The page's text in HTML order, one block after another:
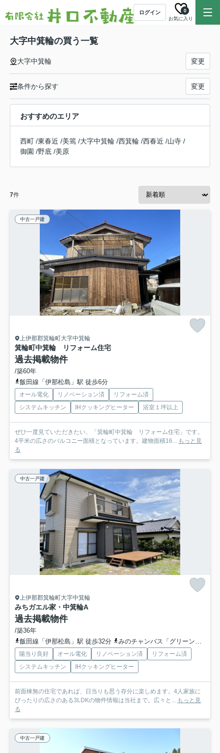
ログイン
お気に入り
0
大字中箕輪の買う一覧
大字中箕輪 変更
条件から探す 変更
おすすめのエリア
西町 /東春近 /美篶 /大字中箕輪 /西箕輪 /西春近 /山寺 /
御園 /野底 /美原
7件
中古一戸建
上伊那郡箕輪町大字中箕輪
箕輪町中箕輪 リフォーム住宅
過去掲載物件
/築60年
飯田線「伊那松島」駅 徒歩6分
オール電化 リノベーション済
リフォーム済
システムキッチン
IHクッキングヒーター 浴室１坪以上
ぜひ一度見ていただきたい、「箕輪町中箕輪 リフォーム住宅」です。
4平米の広さのバルコニー面積となっています。建物面積16... もっと見
る
中古一戸建
上伊那郡箕輪町大字中箕輪
みちガエル家・中箕輪A
過去掲載物件
/築36年
飯田線「伊那松島」駅 徒歩32分
みのチャンバス「グリーンポート前」バス停下車 徒歩1分
陽当り良好 オール電化 リノベーション済
リフォーム済
システムキッチン
IHクッキングヒーター
前面棟無の住宅であれば、日当りも思う存分に楽しめます。4人家族に
ぴったりの広さのある3LDKの物件情報は当社まで。広々と... もっと見
る
中古一戸建